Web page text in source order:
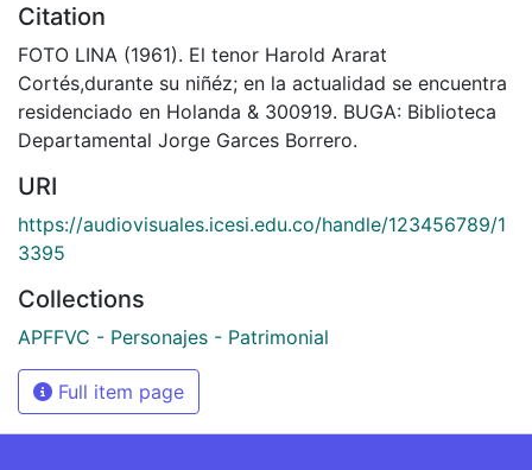
Citation
FOTO LINA (1961). El tenor Harold Ararat
Cortés,durante su niñéz; en la actualidad se encuentra
residenciado en Holanda & 300919. BUGA: Biblioteca
Departamental Jorge Garces Borrero.
URI
https://audiovisuales.icesi.edu.co/handle/123456789/1
3395
Collections
APFFVC - Personajes - Patrimonial
Full item page